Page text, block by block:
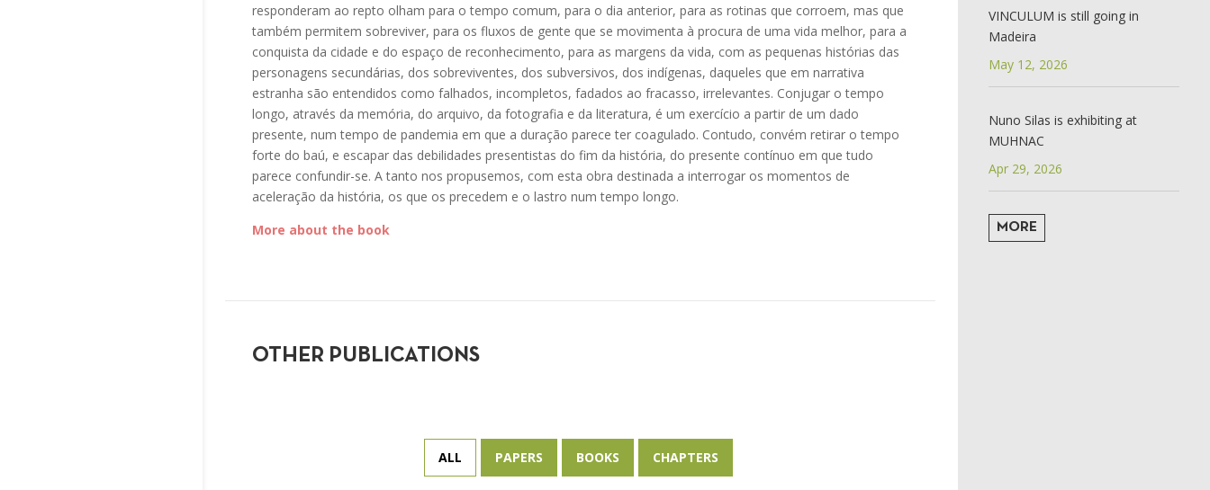
responderam ao repto olham para o tempo comum, para o dia anterior, para as rotinas que corroem, mas que
também permitem sobreviver, para os fluxos de gente que se movimenta à procura de uma vida melhor, para a
conquista da cidade e do espaço de reconhecimento, para as margens da vida, com as pequenas histórias das
personagens secundárias, dos sobreviventes, dos subversivos, dos indígenas, daqueles que em narrativa
estranha são entendidos como falhados, incompletos, fadados ao fracasso, irrelevantes. Conjugar o tempo
longo, através da memória, do arquivo, da fotografia e da literatura, é um exercício a partir de um dado
presente, num tempo de pandemia em que a duração parece ter coagulado. Contudo, convém retirar o tempo
forte do baú, e escapar das debilidades presentistas do fim da história, do presente contínuo em que tudo
parece confundir-se. A tanto nos propusemos, com esta obra destinada a interrogar os momentos de
aceleração da história, os que os precedem e o lastro num tempo longo.
More about the book
OTHER PUBLICATIONS
ALL PAPERS BOOKS CHAPTERS
VINCULUM is still going in
Madeira
May 12, 2026
Nuno Silas is exhibiting at
MUHNAC
Apr 29, 2026
MORE